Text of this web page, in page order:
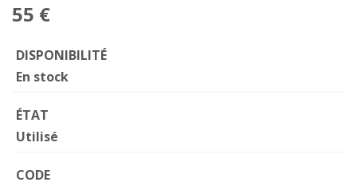
55 €
DISPONIBILITÉ
En stock
ÉTAT
Utilisé
CODE